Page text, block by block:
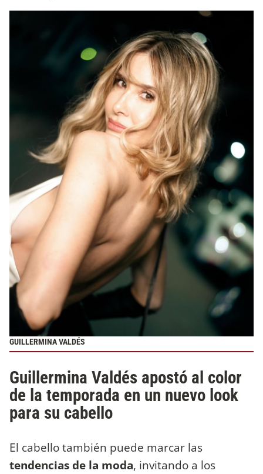
GUILLERMINA VALDÉS
Guillermina Valdés apostó al color
de la temporada en un nuevo look
para su cabello
El cabello también puede marcar las
tendencias de la moda, invitando a los